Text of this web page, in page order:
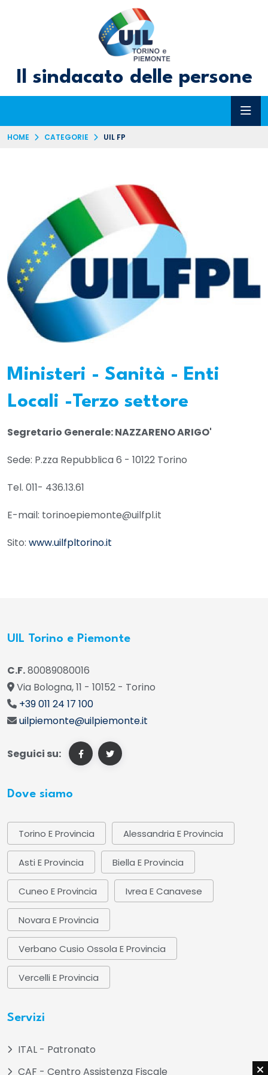
Il sindacato delle persone
HOME CATEGORIE UIL FP
Ministeri - Sanità - Enti
Locali -Terzo settore
Segretario Generale: NAZZARENO ARIGO'
Sede: P.zza Repubblica 6 - 10122 Torino
Tel. 011- 436.13.61
E-mail: torinoepiemonte@uilfpl.it
Sito: www.uilfpltorino.it
UIL Torino e Piemonte
C.F.80089080016
Via Bologna, 11 - 10152 - Torino
+39 011 24 17 100
uilpiemonte@uilpiemonte.it
Seguici su:
Dove siamo
Torino E Provincia Alessandria E Provincia
Asti E Provincia Biella E Provincia
Cuneo E Provincia Ivrea E Canavese
Novara E Provincia
Verbano Cusio Ossola E Provincia
Vercelli E Provincia
Servizi
ITAL - Patronato
CAF - Centro Assistenza Fiscale